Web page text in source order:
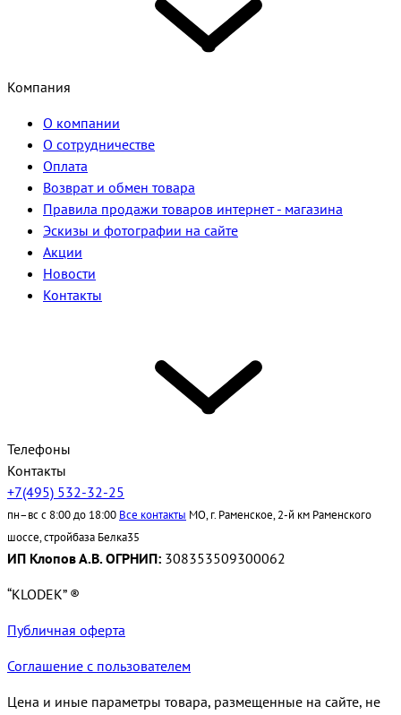
Компания
О компании
О сотрудничестве
Оплата
Возврат и обмен товара
Правила продажи товаров интернет - магазина
Эскизы и фотографии на сайте
Акции
Новости
Контакты
Телефоны
Контакты
+7(495) 532-32-25
пн–вс с 8:00 до 18:00 Все контакты МО, г. Раменское, 2-й км Раменского
шоссе, стройбаза Белка35
ИП Клопов А.В. ОГРНИП: 308353509300062
“KLODEK” ®
Публичная оферта
Соглашение с пользователем
Цена и иные параметры товара, размещенные на сайте, не